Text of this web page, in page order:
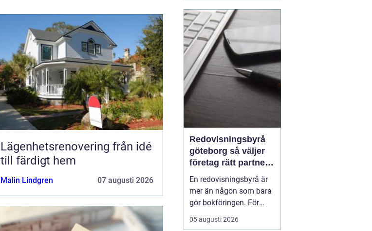
Lägenhetsrenovering från idé
till färdigt hem
Malin Lindgren 07 augusti 2026
spara energi och höja
värdet på bostaden.
Samtidigt kan processen
kän...
Redovisningsbyrå
göteborg så väljer
företag rätt partner
för ekonomin
En redovisningsbyrå är
mer än någon som bara
gör bokföringen. För
många företag i
Göteborg blir byrån en
05 augusti 2026